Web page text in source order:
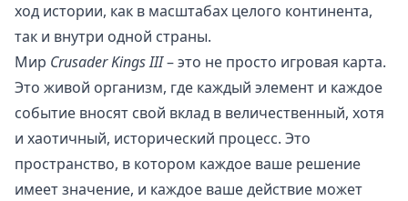
ход истории, как в масштабах целого континента,
так и внутри одной страны.
Мир Crusader Kings III– это не просто игровая карта.
Это живой организм, где каждый элемент и каждое
событие вносят свой вклад в величественный, хотя
и хаотичный, исторический процесс. Это
пространство, в котором каждое ваше решение
имеет значение, и каждое ваше действие может